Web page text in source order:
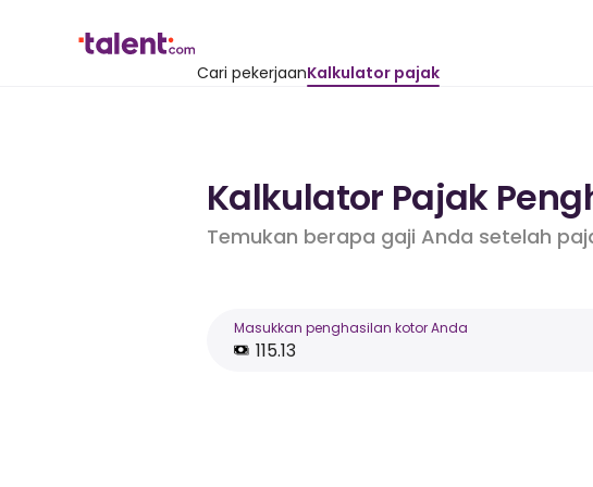
Cari pekerjaanKalkulator pajak
Kalkulator Pajak
Temukan berapa gaji Anda setelah
Masukkan penghasilan kotor Anda